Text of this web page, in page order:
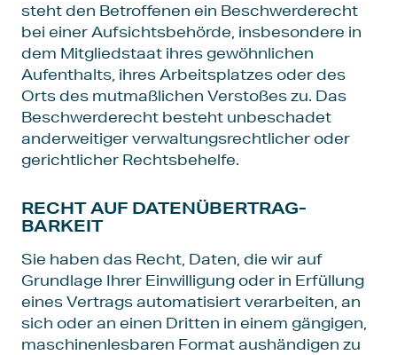
steht den Betroffenen ein Beschwerderecht
bei einer Aufsichtsbehörde, insbesondere in
dem Mitgliedstaat ihres gewöhnlichen
Aufenthalts, ihres Arbeitsplatzes oder des
Orts des mutmaßlichen Verstoßes zu. Das
Beschwerderecht besteht unbeschadet
anderweitiger verwaltungsrechtlicher oder
gerichtlicher Rechtsbehelfe.
RECHT AUF DATEN­ÜBERTRAG­
BARKEIT
Sie haben das Recht, Daten, die wir auf
Grundlage Ihrer Einwilligung oder in Erfüllung
eines Vertrags automatisiert verarbeiten, an
sich oder an einen Dritten in einem gängigen,
maschinenlesbaren Format aushändigen zu